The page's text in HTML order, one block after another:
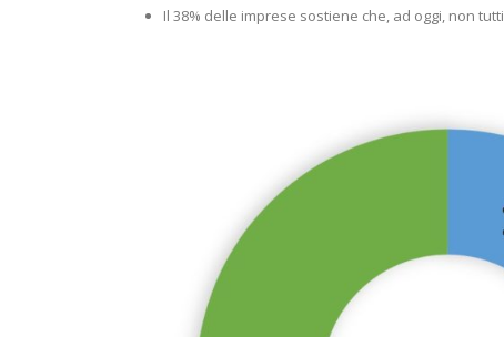
Il 38% delle imprese sostiene che, ad oggi, non